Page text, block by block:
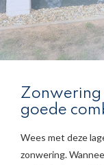
Zonwering
goede
Wees met deze
zonwering.